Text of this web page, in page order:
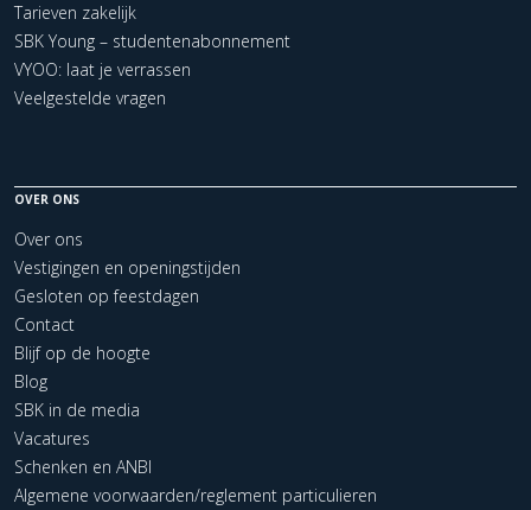
Tarieven zakelijk
SBK Young – studentenabonnement
VYOO: laat je verrassen
Veelgestelde vragen
OVER ONS
Over ons
Vestigingen en openingstijden
Gesloten op feestdagen
Contact
Blijf op de hoogte
Blog
SBK in de media
Vacatures
Schenken en ANBI
Algemene voorwaarden/reglement particulieren